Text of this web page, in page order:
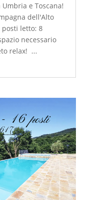
e Toscana!
dell'Alto
posti letto: 8
necessario
relax! ...